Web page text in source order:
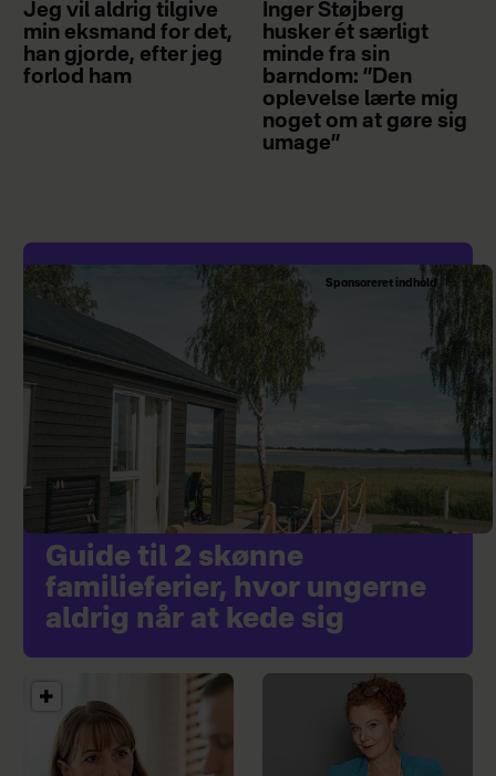
Jeg vil aldrig tilgive
min eksmand for det,
han gjorde, efter jeg
forlod ham
Inger Støjberg
husker ét særligt
minde fra sin
barndom: ”Den
oplevelse lærte mig
noget om at gøre sig
umage”
Sponsoreret indhold
Guide til 2 skønne
familieferier, hvor ungerne
aldrig når at kede sig